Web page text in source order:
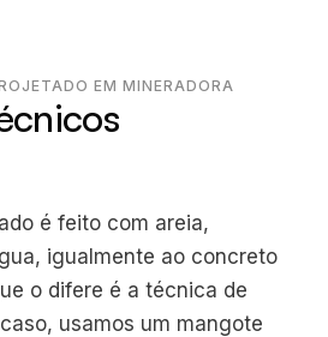
EM MINERADORA
é feito com areia,
igualmente ao concreto
o difere é a técnica de
usamos um mangote